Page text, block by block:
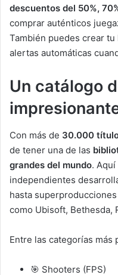
descuentos del 50%,
comprar auténticos
También puedes crear
alertas automáticas
Un catálogo
Con más de 30.000
de tener una de las
grandes del mundo.
independientes
hasta
como Ubisoft, Bethesda,
Entre las categorías más
🎯 Shooters (FPS)